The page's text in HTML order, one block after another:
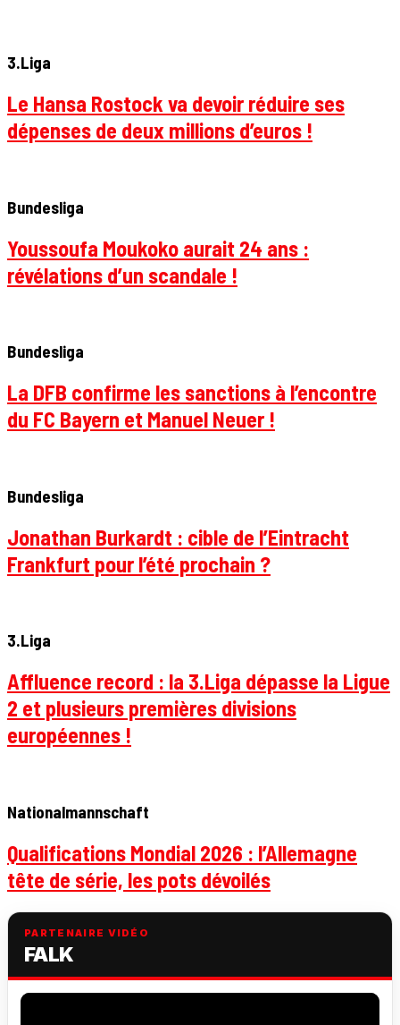
3.Liga
Le Hansa Rostock va devoir réduire ses
dépenses de deux millions d’euros !
Bundesliga
Youssoufa Moukoko aurait 24 ans :
révélations d’un scandale !
Bundesliga
La DFB confirme les sanctions à l’encontre
du FC Bayern et Manuel Neuer !
Bundesliga
Jonathan Burkardt : cible de l’Eintracht
Frankfurt pour l’été prochain ?
3.Liga
Affluence record : la 3.Liga dépasse la Ligue
2 et plusieurs premières divisions
européennes !
Nationalmannschaft
Qualifications Mondial 2026 : l’Allemagne
tête de série, les pots dévoilés
PARTENAIRE VIDÉO
FALK